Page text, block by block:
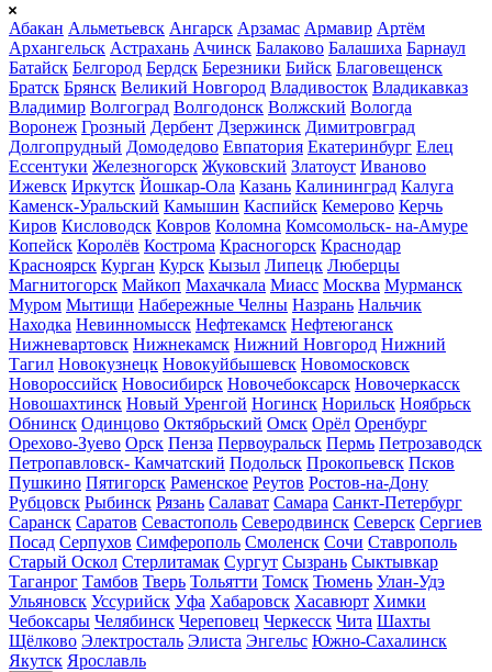
Абакан Альметьевск Ангарск Арзамас Армавир Артём
Архангельск Астрахань Ачинск Балаково Балашиха Барнаул
Батайск Белгород Бердск Березники Бийск Благовещенск
Братск Брянск Великий Новгород Владивосток Владикавказ
Владимир Волгоград Волгодонск Волжский Вологда
Воронеж Грозный Дербент Дзержинск Димитровград
Долгопрудный Домодедово Евпатория Екатеринбург Елец
Ессентуки Железногорск Жуковский Златоуст Иваново
Ижевск Иркутск Йошкар-Ола Казань Калининград Калуга
Каменск-Уральский Камышин Каспийск Кемерово Керчь
Киров Кисловодск Ковров Коломна Комсомольск- на-Амуре
Копейск Королёв Кострома Красногорск Краснодар
Красноярск Курган Курск Кызыл Липецк Люберцы
Магнитогорск Майкоп Махачкала Миасс Москва Мурманск
Муром Мытищи Набережные Челны Назрань Нальчик
Находка Невинномысск Нефтекамск Нефтеюганск
Нижневартовск Нижнекамск Нижний Новгород Нижний
Тагил Новокузнецк Новокуйбышевск Новомосковск
Новороссийск Новосибирск Новочебоксарск Новочеркасск
Новошахтинск Новый Уренгой Ногинск Норильск Ноябрьск
Обнинск Одинцово Октябрьский Омск Орёл Оренбург
Орехово-Зуево Орск Пенза Первоуральск Пермь Петрозаводск
Петропавловск- Камчатский Подольск Прокопьевск Псков
Пушкино Пятигорск Раменское Реутов Ростов-на-Дону
Рубцовск Рыбинск Рязань Салават Самара Санкт-Петербург
Саранск Саратов Севастополь Северодвинск Северск Сергиев
Посад Серпухов Симферополь Смоленск Сочи Ставрополь
Старый Оскол Стерлитамак Сургут Сызрань Сыктывкар
Таганрог Тамбов Тверь Тольятти Томск Тюмень Улан-Удэ
Ульяновск Уссурийск Уфа Хабаровск Хасавюрт Химки
Чебоксары Челябинск Череповец Черкесск Чита Шахты
Щёлково Электросталь Элиста Энгельс Южно-Сахалинск
Якутск Ярославль